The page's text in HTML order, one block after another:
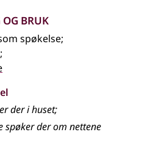
og bruk
spøkelse;
;
der i huset;
spøker der om nettene